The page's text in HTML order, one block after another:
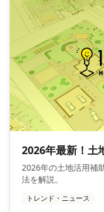
2026年最新！土
2026年の土地活用補
法を解説。
トレンド・ニュース